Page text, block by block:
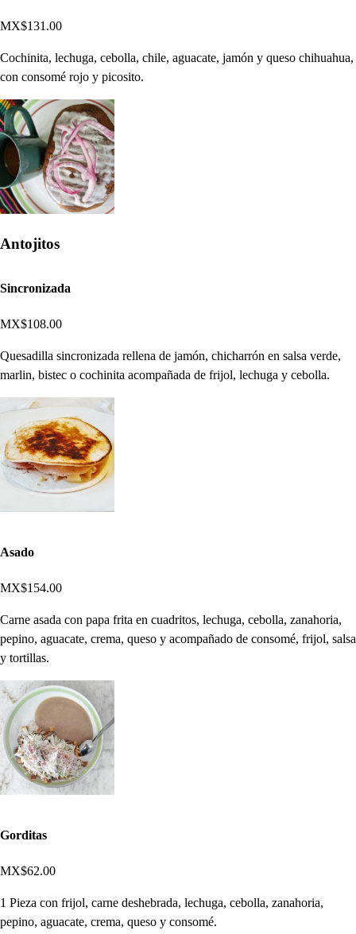
MX$131.00
Cochinita, lechuga, cebolla, chile, aguacate, jamón y queso chihuahua,
con consomé rojo y picosito.
Antojitos
Sincronizada
MX$108.00
Quesadilla sincronizada rellena de jamón, chicharrón en salsa verde,
marlin, bistec o cochinita acompañada de frijol, lechuga y cebolla.
Asado
MX$154.00
Carne asada con papa frita en cuadritos, lechuga, cebolla, zanahoria,
pepino, aguacate, crema, queso y acompañado de consomé, frijol, salsa
y tortillas.
Gorditas
MX$62.00
1 Pieza con frijol, carne deshebrada, lechuga, cebolla, zanahoria,
pepino, aguacate, crema, queso y consomé.